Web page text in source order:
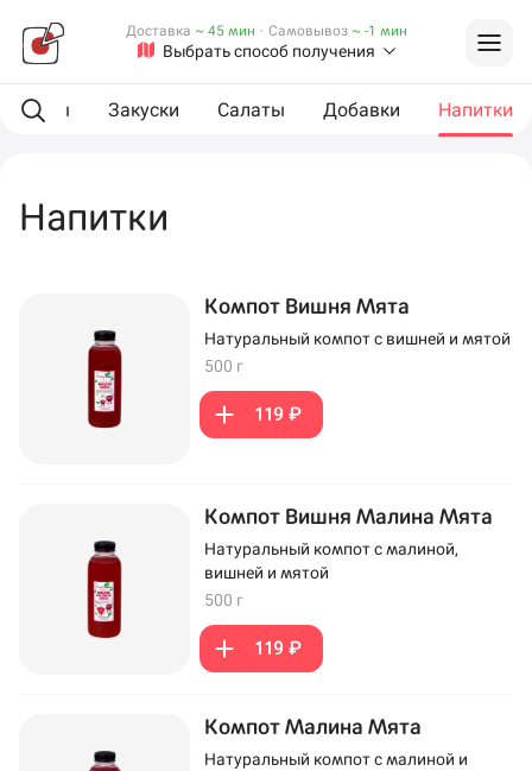
Выбрать способ получения
Доставка ~ 45 мин · Самовывоз ~ -1 мин
роллы Закуски Салаты Добавки Напитки
Напитки
Компот Вишня Мята
Натуральный компот с вишней и мятой
500 г
119 ₽
Компот Вишня Малина Мята
Натуральный компот с малиной,
вишней и мятой
500 г
119 ₽
Компот Малина Мята
Натуральный компот с малиной и